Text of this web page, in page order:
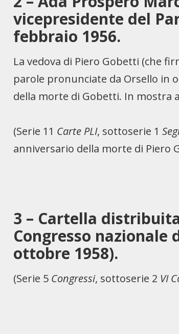
vicepresidente del
febbraio 1956.
La vedova di Piero Gobetti (che
parole pronunciate da Orsello in
della morte di Gobetti. In mostra
(Serie 11 Carte PLI, sottoserie 1
anniversario della morte di Piero
3 – Cartella
Congresso nazionale
ottobre 1958).
(Serie 5 Congressi, sottoserie 2 VI